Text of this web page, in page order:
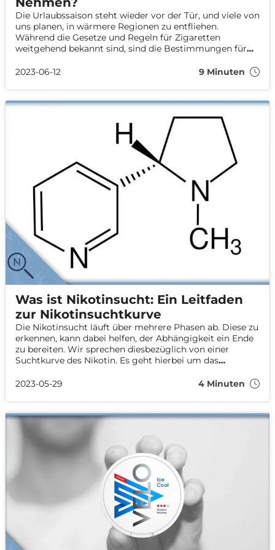
Die Urlaubssaison steht wieder vor der Tür, und viele von
uns planen, in wärmere Regionen zu entfliehen.
Während die Gesetze und Regeln für Zigaretten
weitgehend bekannt sind, sind die Bestimmungen für
wissen wir alle, dass Rauchen oder das Benutzen einer E-
Nikotinbeutel oder Snus mit ins Flugzeug nehmen? Wir
beantworten alle deine Fragen, um dich auf deine
2023-06-12 9 Minuten
Was ist Nikotinsucht: Ein Leitfaden
zur Nikotinsuchtkurve
Die Nikotinsucht läuft über mehrere Phasen ab. Diese zu
erkennen, kann dabei helfen, der Abhängigkeit ein Ende
zu bereiten. Wir sprechen diesbezüglich von einer
Suchtkurve des Nikotin. Es geht hierbei um das
Befinden. Wie man die Nikotinentzug
wollen wir in unserem Leitfaden näher untersuchen.
2023-05-29 4 Minuten